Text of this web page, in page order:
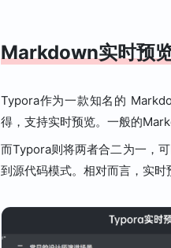
Markdown实时预
Typora作为一款知名的
得，支持实时预览。一般的
而Typora则将两者合二为一，
到源代码模式。相对而言，实时